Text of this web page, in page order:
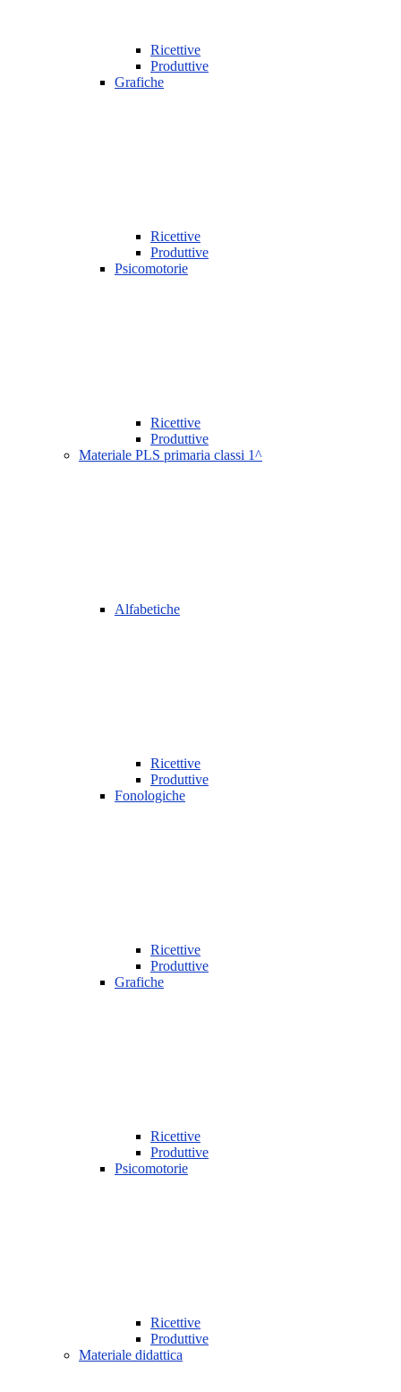
Ricettive
Produttive
Grafiche
Ricettive
Produttive
Psicomotorie
Ricettive
Produttive
Materiale PLS primaria classi 1^
Alfabetiche
Ricettive
Produttive
Fonologiche
Ricettive
Produttive
Grafiche
Ricettive
Produttive
Psicomotorie
Ricettive
Produttive
Materiale didattica